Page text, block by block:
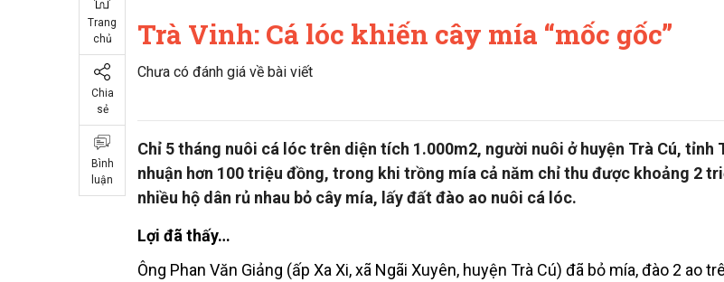
Trang
chủ
Chia
sẻ
Bình
luận
Trà Vinh: Cá lóc khiến cây mía “mốc gốc”
Chưa có đánh giá về bài viết
Chỉ 5 tháng nuôi cá lóc trên diện tích 1.000m2, người nuôi ở huyện Trà Cú, tỉnh
nhuận hơn 100 triệu đồng, trong khi trồng mía cả năm chỉ thu được khoảng 2
nhiều hộ dân rủ nhau bỏ cây mía, lấy đất đào ao nuôi cá lóc.
Lợi đã thấy…
Ông Phan Văn Giảng (ấp Xa Xi, xã Ngãi Xuyên, huyện Trà Cú) đã bỏ mía, đào 2 ao